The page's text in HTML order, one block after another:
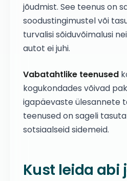
jõudmist. See teenus on
soodustingimustel või
turvalisi sõiduvõimalusi
autot ei juhi.
Vabatahtlike teenused
kogukondades võivad
igapäevaste ülesannete
teenused on sageli
sotsiaalseid sidemeid.
Kust leida abi